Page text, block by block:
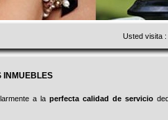
Usted visita :
INMUEBLES
a la perfecta calidad de servicio